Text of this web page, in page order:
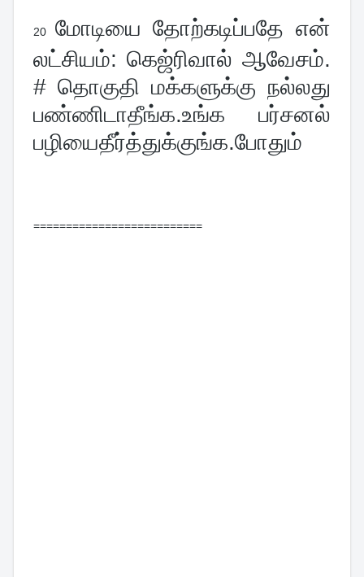
20 மோடியை தோற்கடிப்பதே என்
லட்சியம்: கெஜ்ரிவால் ஆவேசம்.
# தொகுதி மக்களுக்கு நல்லது
பண்ணிடாதீங்க.உங்க பர்சனல்
பழியைதீர்த்துக்குங்க.போதும்
==========================